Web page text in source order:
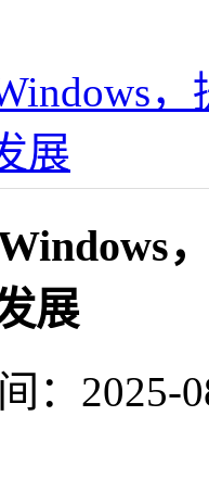
展
展
：2025-